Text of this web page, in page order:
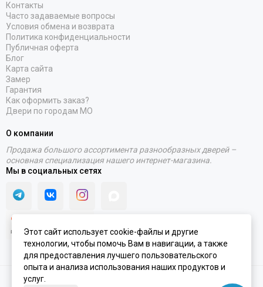
Контакты
Часто задаваемые вопросы
Условия обмена и возврата
Политика конфиденциальности
Публичная оферта
Блог
Карта сайта
Замер
Гарантия
Как оформить заказ?
Двери по городам МО
О компании
Продажа большого ассортимента разнообразных дверей –
основная специализация нашего интернет-магазина.
Мы в социальных сетях
2020 - 2026 © Интернет-магазин PORTALINI | ИП Колесников Антон
Этот сайт использует cookie-файлы и другие
технологии, чтобы помочь Вам в навигации, а также
для предоставления лучшего пользовательского
опыта и анализа использования наших продуктов и
услуг.